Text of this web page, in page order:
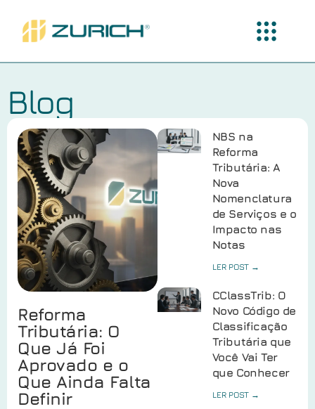
Blog
Reforma
Tributária: O
Que Já Foi
Aprovado e o
Que Ainda Falta
Definir
NBS na
Reforma
Tributária: A
Nova
Nomenclatura
de Serviços e o
Impacto nas
Notas
LER POST →
CClassTrib: O
Novo Código de
Classificação
Tributária que
Você Vai Ter
que Conhecer
LER POST →